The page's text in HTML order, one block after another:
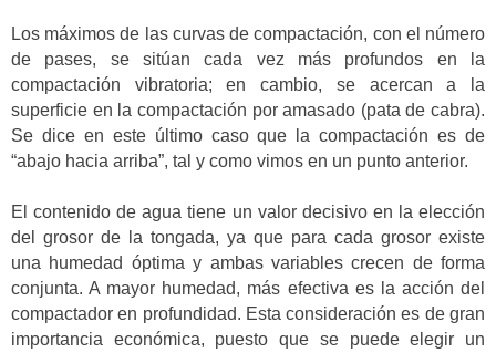
Los máximos de las curvas de compactación, con el número
de pases, se sitúan cada vez más profundos en la
compactación vibratoria; en cambio, se acercan a la
superficie en la compactación por amasado (pata de cabra).
Se dice en este último caso que la compactación es de
“abajo hacia arriba”, tal y como vimos en un punto anterior.
El contenido de agua tiene un valor decisivo en la elección
del grosor de la tongada, ya que para cada grosor existe
una humedad óptima y ambas variables crecen de forma
conjunta. A mayor humedad, más efectiva es la acción del
compactador en profundidad. Esta consideración es de gran
importancia económica, puesto que se puede elegir un